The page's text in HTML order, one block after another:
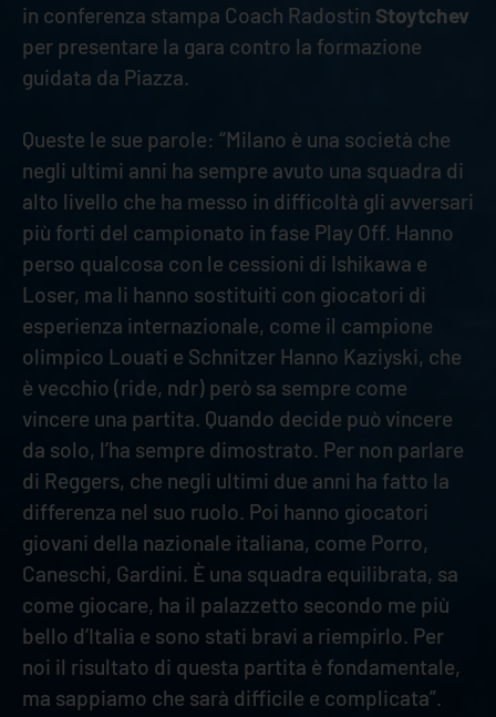
in conferenza stampa Coach Radostin Stoytchev
per presentare la gara contro la formazione
guidata da Piazza.
Queste le sue parole: “Milano è una società che
negli ultimi anni ha sempre avuto una squadra di
alto livello che ha messo in difficoltà gli avversari
più forti del campionato in fase Play Off. Hanno
perso qualcosa con le cessioni di Ishikawa e
Loser, ma li hanno sostituiti con giocatori di
esperienza internazionale, come il campione
olimpico Louati e Schnitzer Hanno Kaziyski, che
è vecchio (ride, ndr) però sa sempre come
vincere una partita. Quando decide può vincere
da solo, l’ha sempre dimostrato. Per non parlare
di Reggers, che negli ultimi due anni ha fatto la
differenza nel suo ruolo. Poi hanno giocatori
giovani della nazionale italiana, come Porro,
Caneschi, Gardini. È una squadra equilibrata, sa
come giocare, ha il palazzetto secondo me più
bello d’Italia e sono stati bravi a riempirlo. Per
noi il risultato di questa partita è fondamentale,
ma sappiamo che sarà difficile e complicata”.